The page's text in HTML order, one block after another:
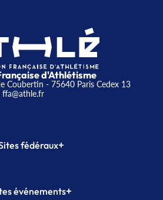
d'Athlétisme
Coubertin - 75640 Paris Cedex 13
fédéraux+
Formation
événements+